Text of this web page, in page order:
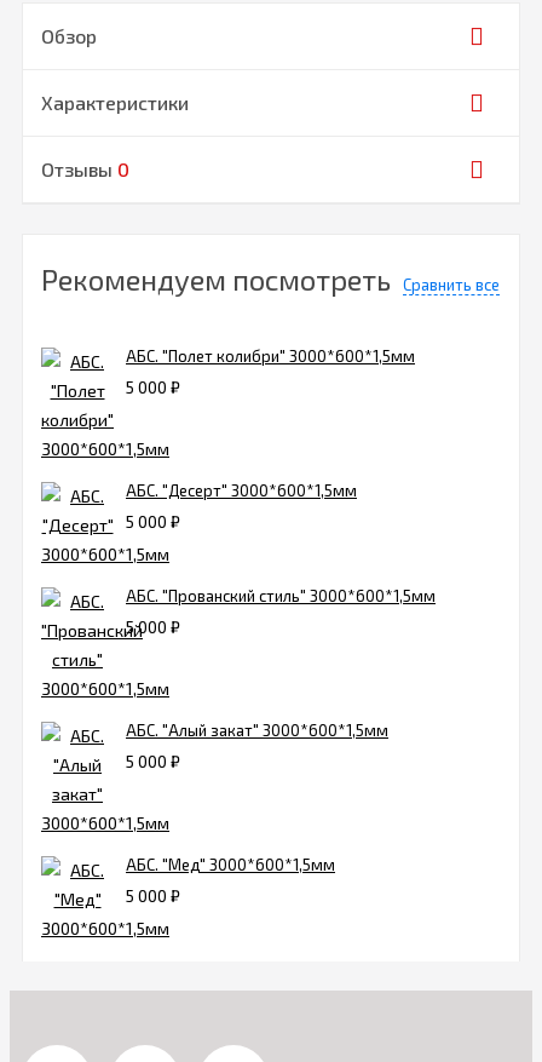
Обзор
Характеристики
Отзывы 0
Рекомендуем посмотреть Сравнить все
АБС. "Полет колибри" 3000*600*1,5мм
5 000 ₽
АБС. "Десерт" 3000*600*1,5мм
5 000 ₽
АБС. "Прованский стиль" 3000*600*1,5мм
5 000 ₽
АБС. "Алый закат" 3000*600*1,5мм
5 000 ₽
АБС. "Мед" 3000*600*1,5мм
5 000 ₽